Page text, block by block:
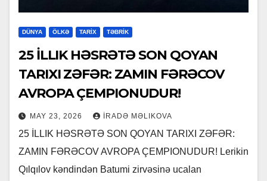
DÜNYA ÖLKƏ TARİX TƏBRİK
25 İLLIK HƏSRƏTƏ SON QOYAN
TARIXI ZƏFƏR: ZAMIN FƏRƏCOV
AVROPA ÇEMPIONUDUR!
MAY 23, 2026 İRADƏ MƏLIKOVA
25 İLLIK HƏSRƏTƏ SON QOYAN TARIXI ZƏFƏR:
ZAMIN FƏRƏCOV AVROPA ÇEMPIONUDUR! Lerikin
Qılqılov kəndindən Batumi zirvəsinə ucalan